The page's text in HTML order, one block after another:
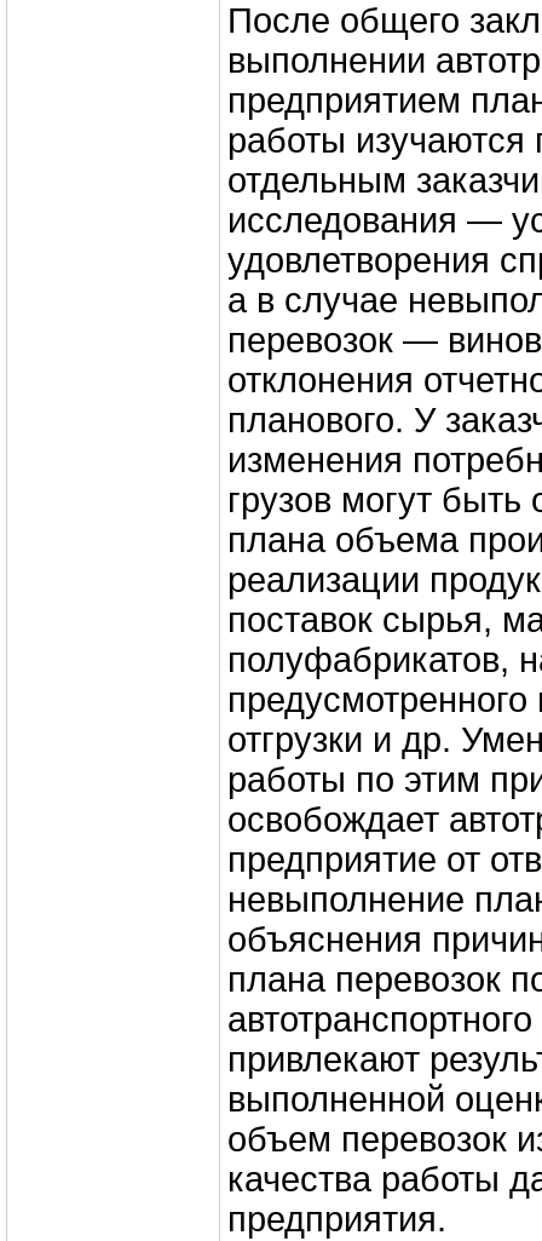
После общего
выполнении
предприятием
работы изучаются
отдельным
исследования —
удовлетворения
а в случае
перевозок —
отклонения
планового. У
изменения
грузов могут быть
плана объема
реализации
поставок сырья,
полуфабрикатов,
отгрузки и др.
работы по этим
освобождает
предприя­тие от
невыполнение
объяснения
плана перевозок
привлекают
выполненной
объем перевозок
качества работы
предприятия.